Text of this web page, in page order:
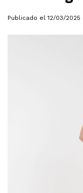
Publicado el 12/03/